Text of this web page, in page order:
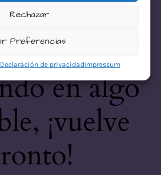
Rechazar
Preferencias
Declaración de privacidadImpressum
este
Estamos
en algo
¡vuelve